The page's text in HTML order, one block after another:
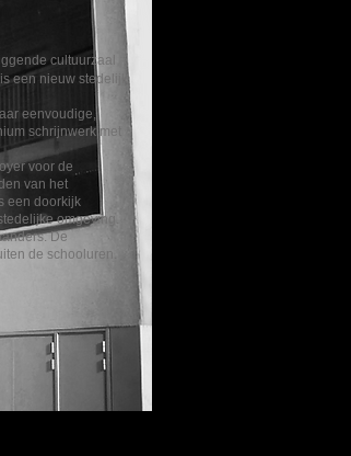
cultuurzaal
een nieuw stedelijk
eenvoudige,
schrijnwerk met
voor de
van het
een doorkijk
omgeving.
De
de schooluren.